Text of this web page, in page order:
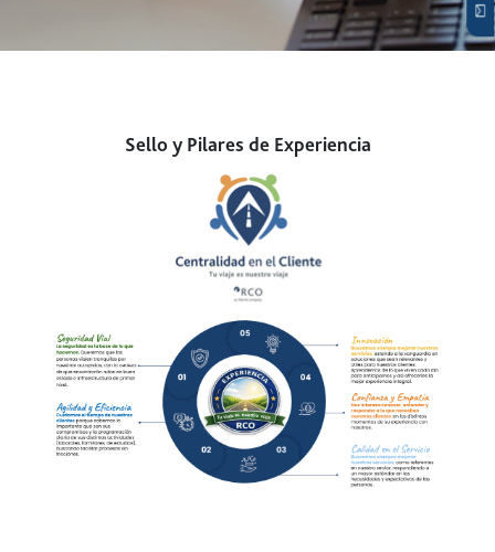
Sello y Pilares de Experiencia